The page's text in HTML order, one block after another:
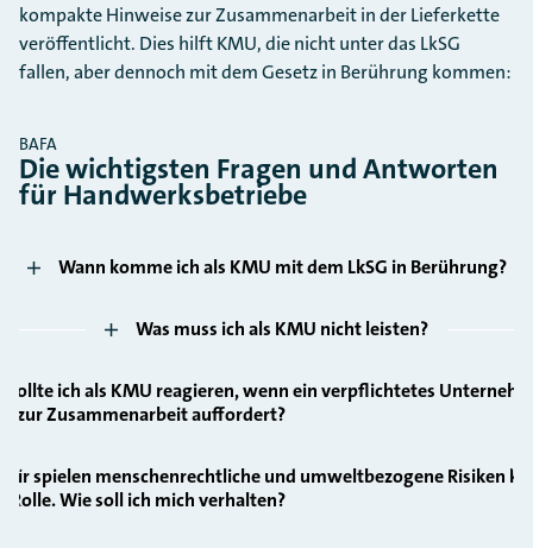
kompakte Hinweise zur Zusammenarbeit in der Lieferkette
veröffentlicht. Dies hilft KMU, die nicht unter das LkSG
fallen, aber dennoch mit dem Gesetz in Berührung kommen:
BAFA
Die wichtigsten Fragen und Antworten
für Handwerksbetriebe
Wann komme ich als KMU mit dem LkSG in Berührung?
Was muss ich als KMU nicht leisten?
sollte ich als KMU reagieren, wenn ein verpflichtetes
zur Zusammenarbeit auffordert?
spielen menschenrechtliche und umweltbezogene Risiken
Rolle. Wie soll ich mich verhalten?